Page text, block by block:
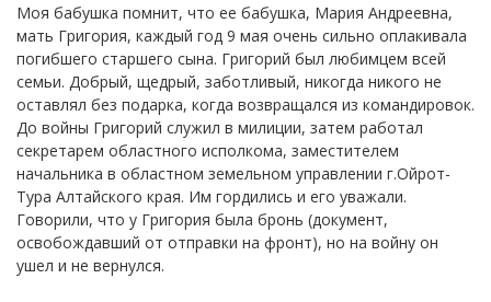
Моя бабушка помнит, что ее бабушка, Мария Андреевна,
мать Григория, каждый год 9 мая очень сильно оплакивала
погибшего старшего сына. Григорий был любимцем всей
семьи. Добрый, щедрый, заботливый, никогда никого не
оставлял без подарка, когда возвращался из командировок.
До войны Григорий служил в милиции, затем работал
секретарем областного исполкома, заместителем
начальника в областном земельном управлении г.Ойрот-
Тура Алтайского края. Им гордились и его уважали.
Говорили, что у Григория была бронь (документ,
освобождавший от отправки на фронт), но на войну он
ушел и не вернулся.